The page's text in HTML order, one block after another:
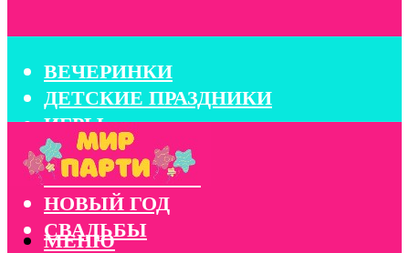
ВЕЧЕРИНКИ
ДЕТСКИЕ ПРАЗДНИКИ
ИГРЫ
КОНКУРСЫ
КОРПОРАТИВЫ
НОВЫЙ ГОД
СВАДЬБЫ
МЕНЮ